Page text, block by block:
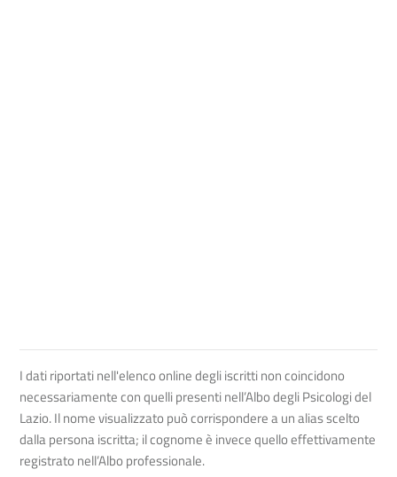
I dati riportati nell'elenco online degli iscritti non coincidono
necessariamente con quelli presenti nell’Albo degli Psicologi del
Lazio. Il nome visualizzato può corrispondere a un alias scelto
dalla persona iscritta; il cognome è invece quello effettivamente
registrato nell’Albo professionale.